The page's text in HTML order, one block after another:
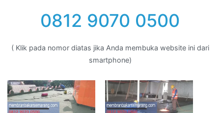
0812 9070 0500
( Klik pada nomor diatas jika Anda membuka website ini dari
smartphone)